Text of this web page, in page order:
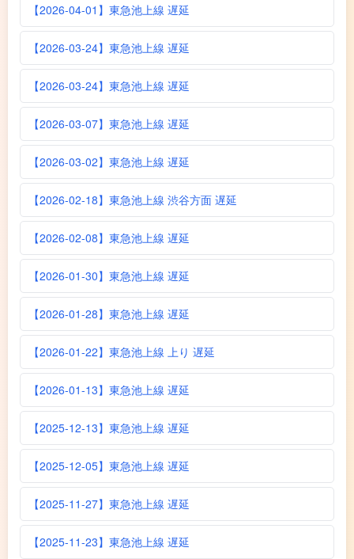
【2026-04-01】東急池上線 遅延
【2026-03-24】東急池上線 遅延
【2026-03-24】東急池上線 遅延
【2026-03-07】東急池上線 遅延
【2026-03-02】東急池上線 遅延
【2026-02-18】東急池上線 渋谷方面 遅延
【2026-02-08】東急池上線 遅延
【2026-01-30】東急池上線 遅延
【2026-01-28】東急池上線 遅延
【2026-01-22】東急池上線 上り 遅延
【2026-01-13】東急池上線 遅延
【2025-12-13】東急池上線 遅延
【2025-12-05】東急池上線 遅延
【2025-11-27】東急池上線 遅延
【2025-11-23】東急池上線 遅延